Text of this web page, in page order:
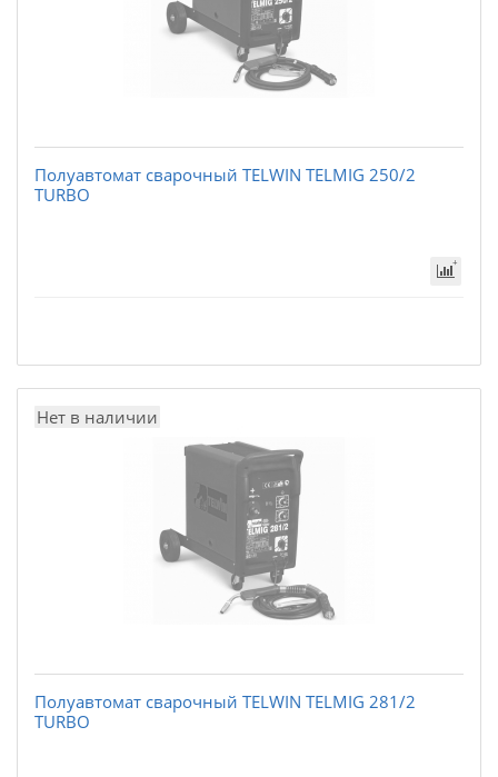
Полуавтомат сварочный TELWIN TELMIG 250/2
TURBO
Нет в наличии
Полуавтомат сварочный TELWIN TELMIG 281/2
TURBO